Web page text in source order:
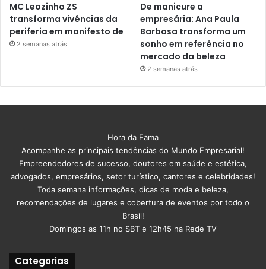
MC Leozinho ZS
transforma vivências da
periferia em manifesto de
2 semanas atrás
De manicure a
empresária: Ana Paula
Barbosa transforma um
sonho em referência no
mercado da beleza
2 semanas atrás
Hora da Fama
Acompanhe as principais tendências do Mundo Empresarial!
Empreendedores de sucesso, doutores em saúde e estética,
advogados, empresários, setor turístico, cantores e celebridades!
Toda semana informações, dicas de moda e beleza,
recomendações de lugares e cobertura de eventos por todo o
Brasil!
Domingos as 11h no SBT e 12h45 na Rede TV
Categorias